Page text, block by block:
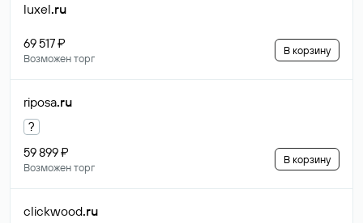
luxel.ru
69 517 ₽
Возможен торг
В корзину
riposa.ru
?
59 899 ₽
Возможен торг
В корзину
clickwood.ru